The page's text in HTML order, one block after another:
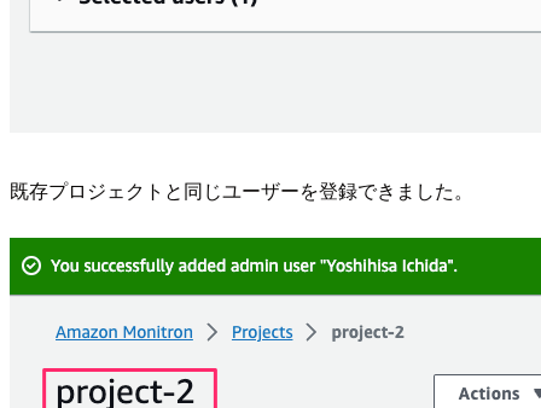
既存プロジェクトと同じユーザーを登録できました。